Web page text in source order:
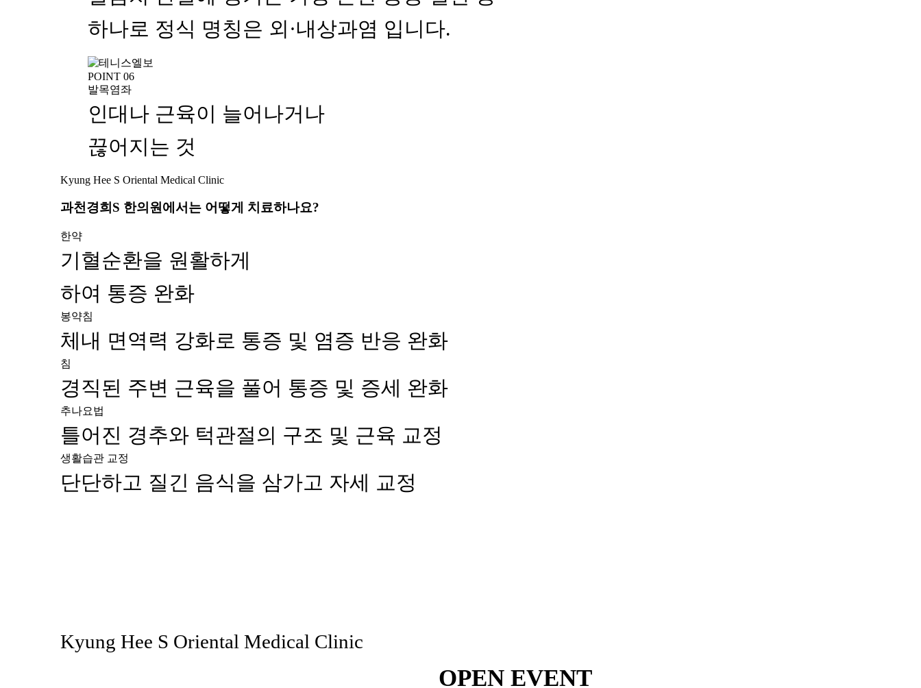
하나로 정식 명칭은 외·내상과염 입니다.
POINT 06
발목염좌
인대나 근육이 늘어나거나
끊어지는 것
Kyung Hee S Oriental Medical Clinic
과천경희S 한의원에서는 어떻게 치료하나요?
한약
기혈순환을 원활하게
하여 통증 완화
봉약침
체내 면역력 강화로 통증 및 염증 반응 완화
침
경직된 주변 근육을 풀어 통증 및 증세 완화
추나요법
틀어진 경추와 턱관절의 구조 및 근육 교정
생활습관 교정
단단하고 질긴 음식을 삼가고 자세 교정
Kyung Hee S Oriental Medical Clinic
OPEN EVENT